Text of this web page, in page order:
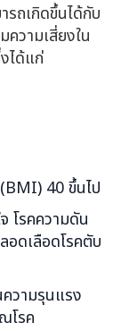
รถเกิดขึ้นได้กับ
วามเสี่ยงใน
ได้แก่
40 ขึ้นไป
โรคความดัน
อดเลือดโรคตับ
ความรุนแรง
โรค